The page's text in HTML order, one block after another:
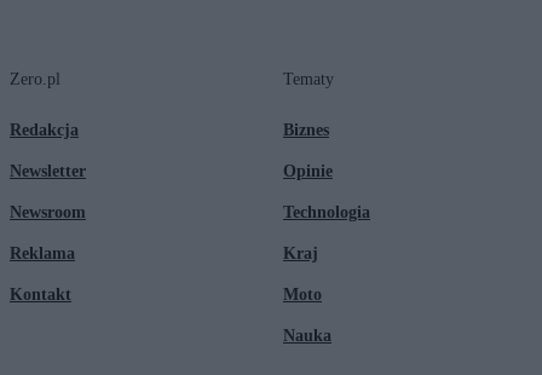
Zero.pl
Redakcja
Newsletter
Newsroom
Reklama
Kontakt
Tematy
Biznes
Opinie
Technologia
Kraj
Moto
Nauka